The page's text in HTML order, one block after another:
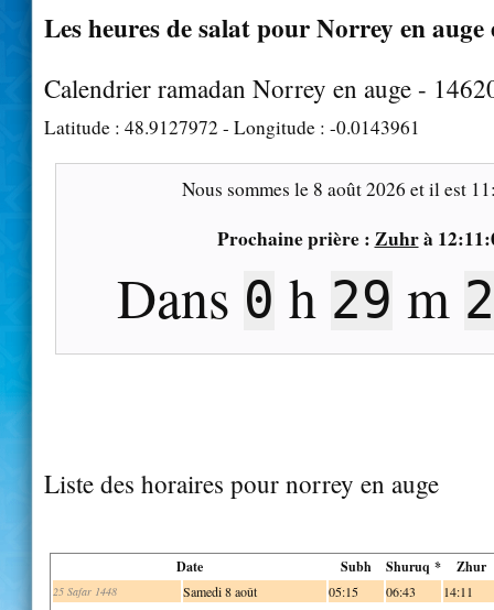
Les heures de salat pour Norrey en auge
Calendrier ramadan Norrey en auge -
Latitude : 48.9127972 - Longitude : -0.0143961
Nous sommes le 8 août 2026 et il est
Prochaine prière : Zuhrà
Dans 0 h 29 m
Liste des horaires pour norrey en auge
Date Subh Shuruq * Zhur
25 Safar 1448 Samedi 8 août 05:15 06:43 14:11